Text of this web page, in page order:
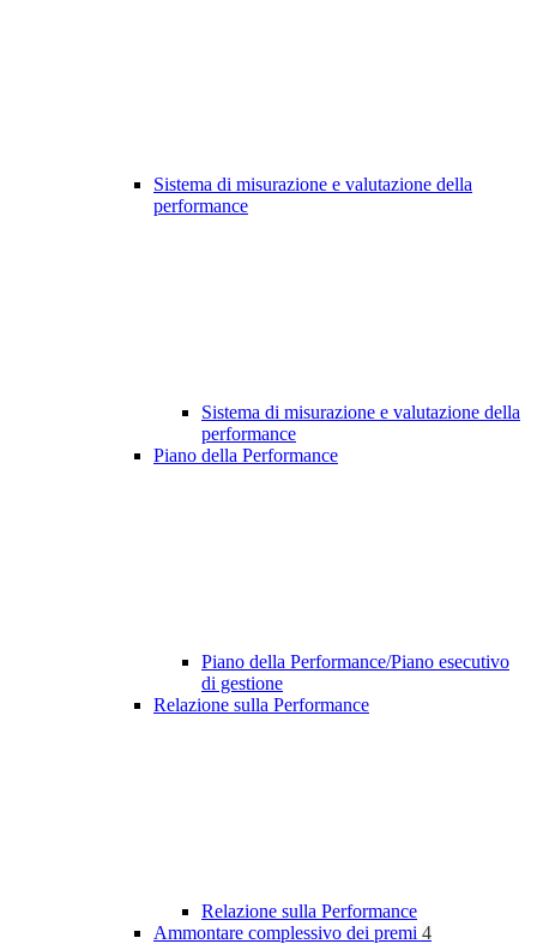
Sistema di misurazione e valutazione della
performance
Sistema di misurazione e valutazione della
performance
Piano della Performance
Piano della Performance/Piano esecutivo
di gestione
Relazione sulla Performance
Relazione sulla Performance
Ammontare complessivo dei premi 4